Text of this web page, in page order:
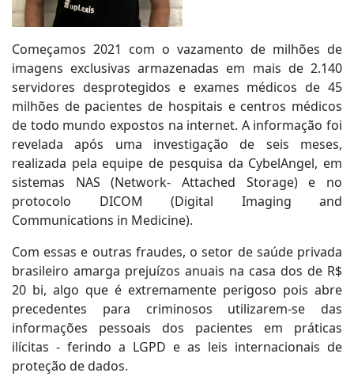
Começamos 2021 com o vazamento de milhões de
imagens exclusivas armazenadas em mais de 2.140
servidores desprotegidos e exames médicos de 45
milhões de pacientes de hospitais e centros médicos
de todo mundo expostos na internet. A informação foi
revelada após uma investigação de seis meses,
realizada pela equipe de pesquisa da CybelAngel, em
sistemas NAS (Network- Attached Storage) e no
protocolo DICOM (Digital Imaging and
Communications in Medicine).
Com essas e outras fraudes, o setor de saúde privada
brasileiro amarga prejuízos anuais na casa dos de R$
20 bi, algo que é extremamente perigoso pois abre
precedentes para criminosos utilizarem-se das
informações pessoais dos pacientes em práticas
ilícitas - ferindo a LGPD e as leis internacionais de
proteção de dados.